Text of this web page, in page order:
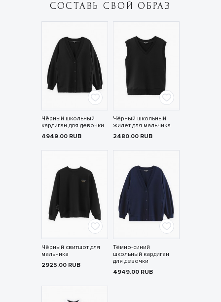
СОСТАВЬ СВОЙ ОБРАЗ
Чёрный школьный
кардиган для девочки
4949.00 RUB
Чёрный школьный
жилет для мальчика
2480.00 RUB
Чёрный свитшот для
мальчика
2925.00 RUB
Тёмно-синий
школьный кардиган
для девочки
4949.00 RUB